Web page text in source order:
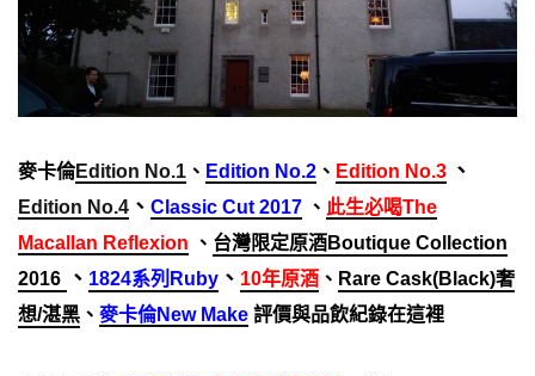
麥卡倫Edition No.1 、 Edition No.2 、 Edition No.3 、
Edition No.4 、 Classic Cut 2017 、 此生必喝The
Macallan Reflexion 、 台灣限定原酒Boutique Collection
2016
、 1824系列Ruby 、 10年原酒 、 Rare Cask(Black)奢
想/湛黑 、 麥卡倫New Make 評價與品飲紀錄在這裡